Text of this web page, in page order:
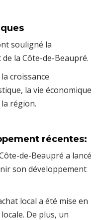
souligné la
la Côte-de-Beaupré.
croissance
la vie économique
région.
récentes:
de-Beaupré a lancé
son développement
local a été mise en
De plus, un